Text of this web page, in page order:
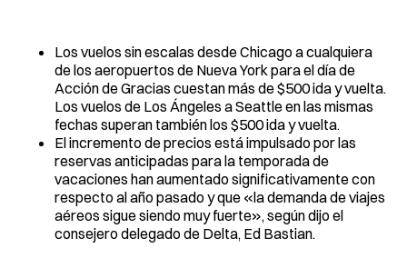
Los vuelos sin escalas desde Chicago a cualquiera
de los aeropuertos de Nueva York para el día de
Acción de Gracias cuestan más de $500 ida y vuelta.
Los vuelos de Los Ángeles a Seattle en las mismas
fechas superan también los $500 ida y vuelta.
El incremento de precios está impulsado por las
reservas anticipadas para la temporada de
vacaciones han aumentado significativamente con
respecto al año pasado y que «la demanda de viajes
aéreos sigue siendo muy fuerte», según dijo el
consejero delegado de Delta, Ed Bastian.